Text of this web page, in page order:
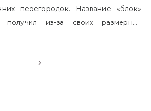
перегородок. Название «блок»
получил из-за своих размерных
кирпич. Размер блоков различен